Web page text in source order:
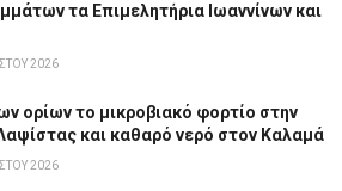
τα Επιμελητήρια Ιωαννίνων και
2026
ορίων το μικροβιακό φορτίο στην
και καθαρό νερό στον Καλαμά
2026